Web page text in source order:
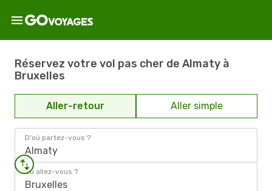
Réservez votre vol pas cher de Almaty à
Bruxelles
Aller-retour Aller simple
D'où partez-vous ?
Almaty
Où allez-vous ?
Bruxelles